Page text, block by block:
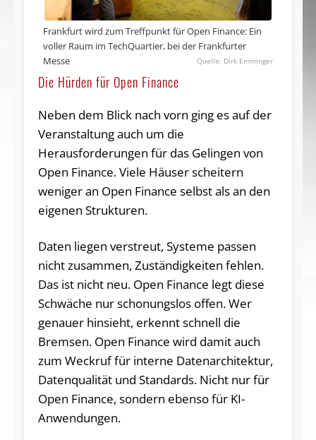
Frankfurt wird zum Treffpunkt für Open Finance: Ein
voller Raum im TechQuartier, bei der Frankfurter
Messe
Dirk Emminger
Die Hürden für Open Finance
Neben dem Blick nach vorn ging es auf der
Veranstaltung auch um die
Herausforderungen für das Gelingen von
Open Finance. Viele Häuser scheitern
weniger an Open Finance selbst als an den
eigenen Strukturen.
Daten liegen verstreut, Systeme passen
nicht zusammen, Zuständigkeiten fehlen.
Das ist nicht neu. Open Finance legt diese
Schwäche nur schonungslos offen. Wer
genauer hinsieht, erkennt schnell die
Bremsen. Open Finance wird damit auch
zum Weckruf für interne Datenarchitektur,
Datenqualität und Standards. Nicht nur für
Open Finance, sondern ebenso für KI-
Anwendungen.